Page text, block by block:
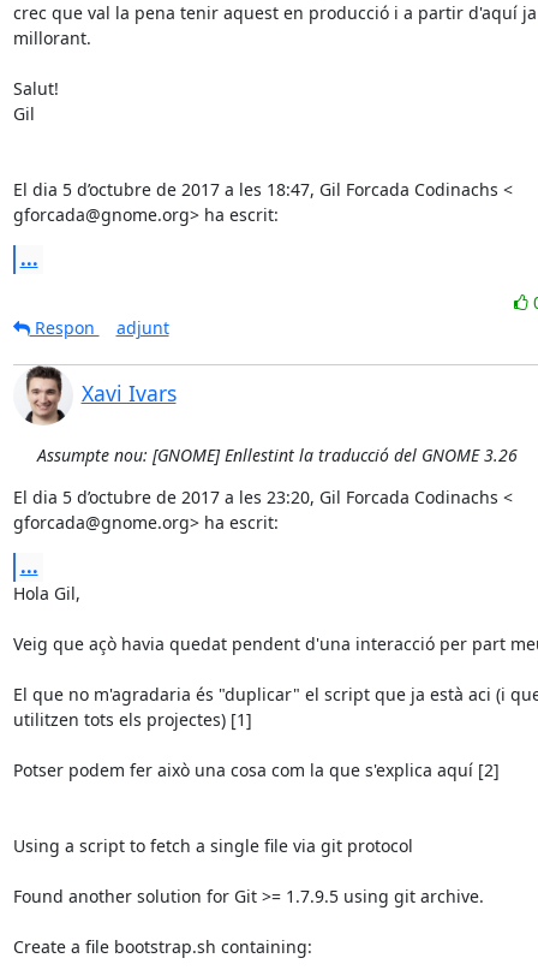
crec que val la pena tenir aquest en producció i a partir d'aquí
millorant.
Salut!
Gil
El dia 5 d’octubre de 2017 a les 18:47, Gil Forcada Codinachs <
gforcada@gnome.org> ha escrit:
...
Respon
adjunt
Xavi Ivars
Assumpte nou: [GNOME] Enllestint la traducció del GNOME 3.26
El dia 5 d’octubre de 2017 a les 23:20, Gil Forcada Codinachs <
gforcada@gnome.org> ha escrit:
...
Hola Gil,
Veig que açò havia quedat pendent d'una interacció per part
El que no m'agradaria és "duplicar" el script que ja està aci (i
utilitzen tots els projectes) [1]
Potser podem fer això una cosa com la que s'explica aquí [2]
Using a script to fetch a single file via git protocol
Found another solution for Git >= 1.7.9.5 using git archive.
Create a file bootstrap.sh containing: